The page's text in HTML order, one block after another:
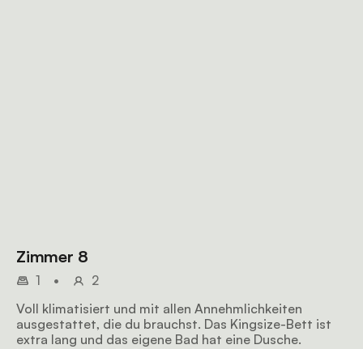
Zimmer 8
1 •
2
Voll klimatisiert und mit allen Annehmlichkeiten
ausgestattet, die du brauchst. Das Kingsize-Bett ist
extra lang und das eigene Bad hat eine Dusche.